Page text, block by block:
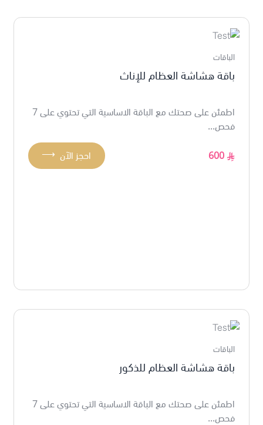
الباقات
باقة هشاشة العظام للإناث
اطمئن على صحتك مع الباقة الاساسية التي تحتوي على 7
فحص...
600
⟶ احجز الآن
الباقات
باقة هشاشة العظام للذكور
اطمئن على صحتك مع الباقة الاساسية التي تحتوي على 7
فحص...